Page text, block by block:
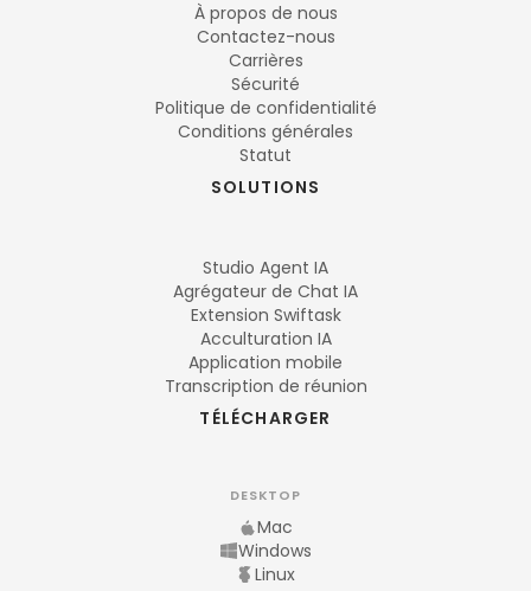
À propos de nous
Contactez-nous
Carrières
Sécurité
Politique de confidentialité
Conditions générales
Statut
SOLUTIONS
Studio Agent IA
Agrégateur de Chat IA
Extension Swiftask
Acculturation IA
Application mobile
Transcription de réunion
TÉLÉCHARGER
DESKTOP
Mac
Windows
Linux